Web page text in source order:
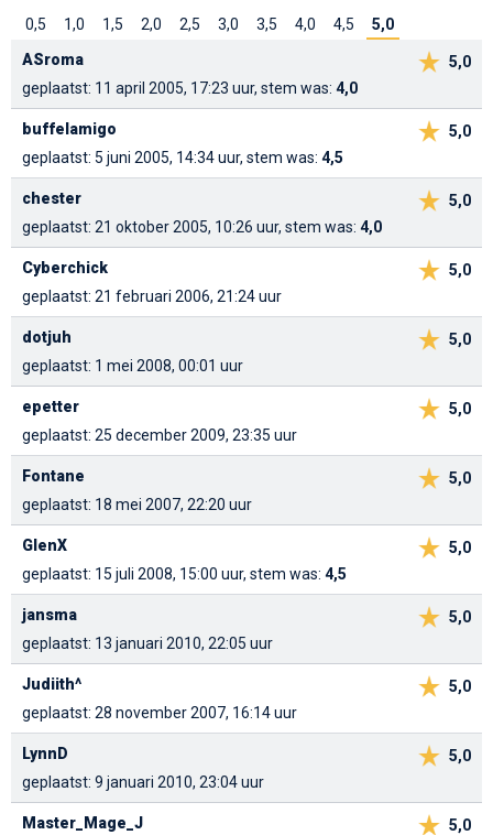
0,5 1,0 1,5 2,0 2,5 3,0 3,5 4,0 4,5 5,0
5,0
ASroma
geplaatst: 11 april 2005, 17:23 uur, stem was: 4,0
5,0
buffelamigo
geplaatst: 5 juni 2005, 14:34 uur, stem was: 4,5
5,0
chester
geplaatst: 21 oktober 2005, 10:26 uur, stem was: 4,0
5,0
Cyberchick
geplaatst: 21 februari 2006, 21:24 uur
5,0
dotjuh
geplaatst: 1 mei 2008, 00:01 uur
5,0
epetter
geplaatst: 25 december 2009, 23:35 uur
5,0
Fontane
geplaatst: 18 mei 2007, 22:20 uur
5,0
GlenX
geplaatst: 15 juli 2008, 15:00 uur, stem was: 4,5
5,0
jansma
geplaatst: 13 januari 2010, 22:05 uur
5,0
Judiith^
geplaatst: 28 november 2007, 16:14 uur
5,0
LynnD
geplaatst: 9 januari 2010, 23:04 uur
5,0
Master_Mage_J